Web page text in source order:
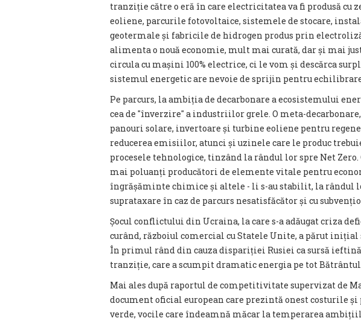
tranziție către o eră în care electricitatea va fi produsă cu
eoliene, parcurile fotovoltaice, sistemele de stocare,
geotermale și fabricile de hidrogen produs prin
alimenta o nouă economie, mult mai curată, dar și mai
circula cu mașini 100% electrice, ci le vom și descărca
sistemul energetic are nevoie de sprijin pentru
Pe parcurs, la ambiția de decarbonare a ecosistemului
cea de ″înverzire″ a industriilor grele. O meta-
panouri solare, invertoare și turbine eoliene pentru
reducerea emisiilor, atunci și uzinele care le produc
procesele tehnologice, tinzând la rândul lor spre Net
mai poluanți producători de elemente vitale pentru
îngrășăminte chimice și altele - li s-au stabilit, la rândul
suprataxare în caz de parcurs nesatisfăcător și cu
Șocul conflictului din Ucraina, la care s-a adăugat criza
curând, războiul comercial cu Statele Unite, a părut inițial
În primul rând din cauza dispariției Rusiei ca sursă
tranziție, care a scumpit dramatic energia pe tot
Mai ales după raportul de competitivitate supervizat de
document oficial european care prezintă onest costurile
verde, vocile care îndeamnă măcar la temperarea